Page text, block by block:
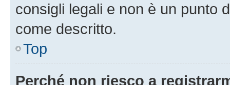
consigli legali e non è un punto
come descritto.
Top
Perché non riesco a